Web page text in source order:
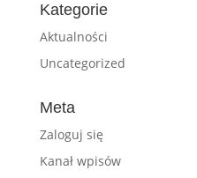
Kategorie
Aktualności
Uncategorized
Meta
Zaloguj się
Kanał wpisów